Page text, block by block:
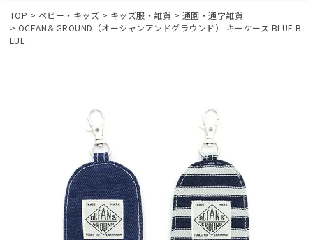
TOP ベビー・キッズ キッズ服・雑貨
通園・通学雑貨
OCEAN＆GROUND（オーシャンアンドグラウンド） キーケース BLUE B
LUE